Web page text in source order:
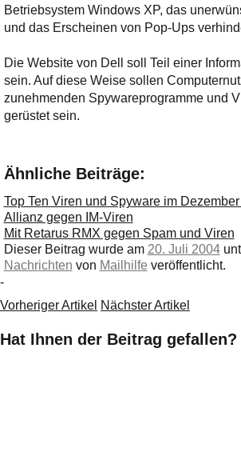
Betriebsystem Windows XP, das
und das Erscheinen von Pop-Ups
Die Website von Dell soll Teil einer
sein. Auf diese Weise sollen
zunehmenden Spywareprogramme und
gerüstet sein.
Ähnliche Beiträge:
Top Ten Viren und Spyware im
Allianz gegen IM-Viren
Mit Retarus RMX gegen Spam und Viren
Dieser Beitrag wurde am 20. Juli 2004
Nachrichten von Mailhilfe veröffentlicht.
-
Vorheriger Artikel Nächster Artikel
Hat Ihnen der Beitrag gefallen?